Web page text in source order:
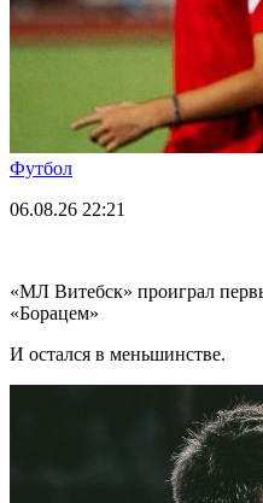
Футбол
06.08.26 22:21
«МЛ Витебск» проиграл
«Борацем»
И остался в меньшинстве.